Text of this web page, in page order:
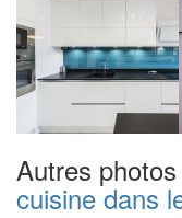
Autres
cuisine dans